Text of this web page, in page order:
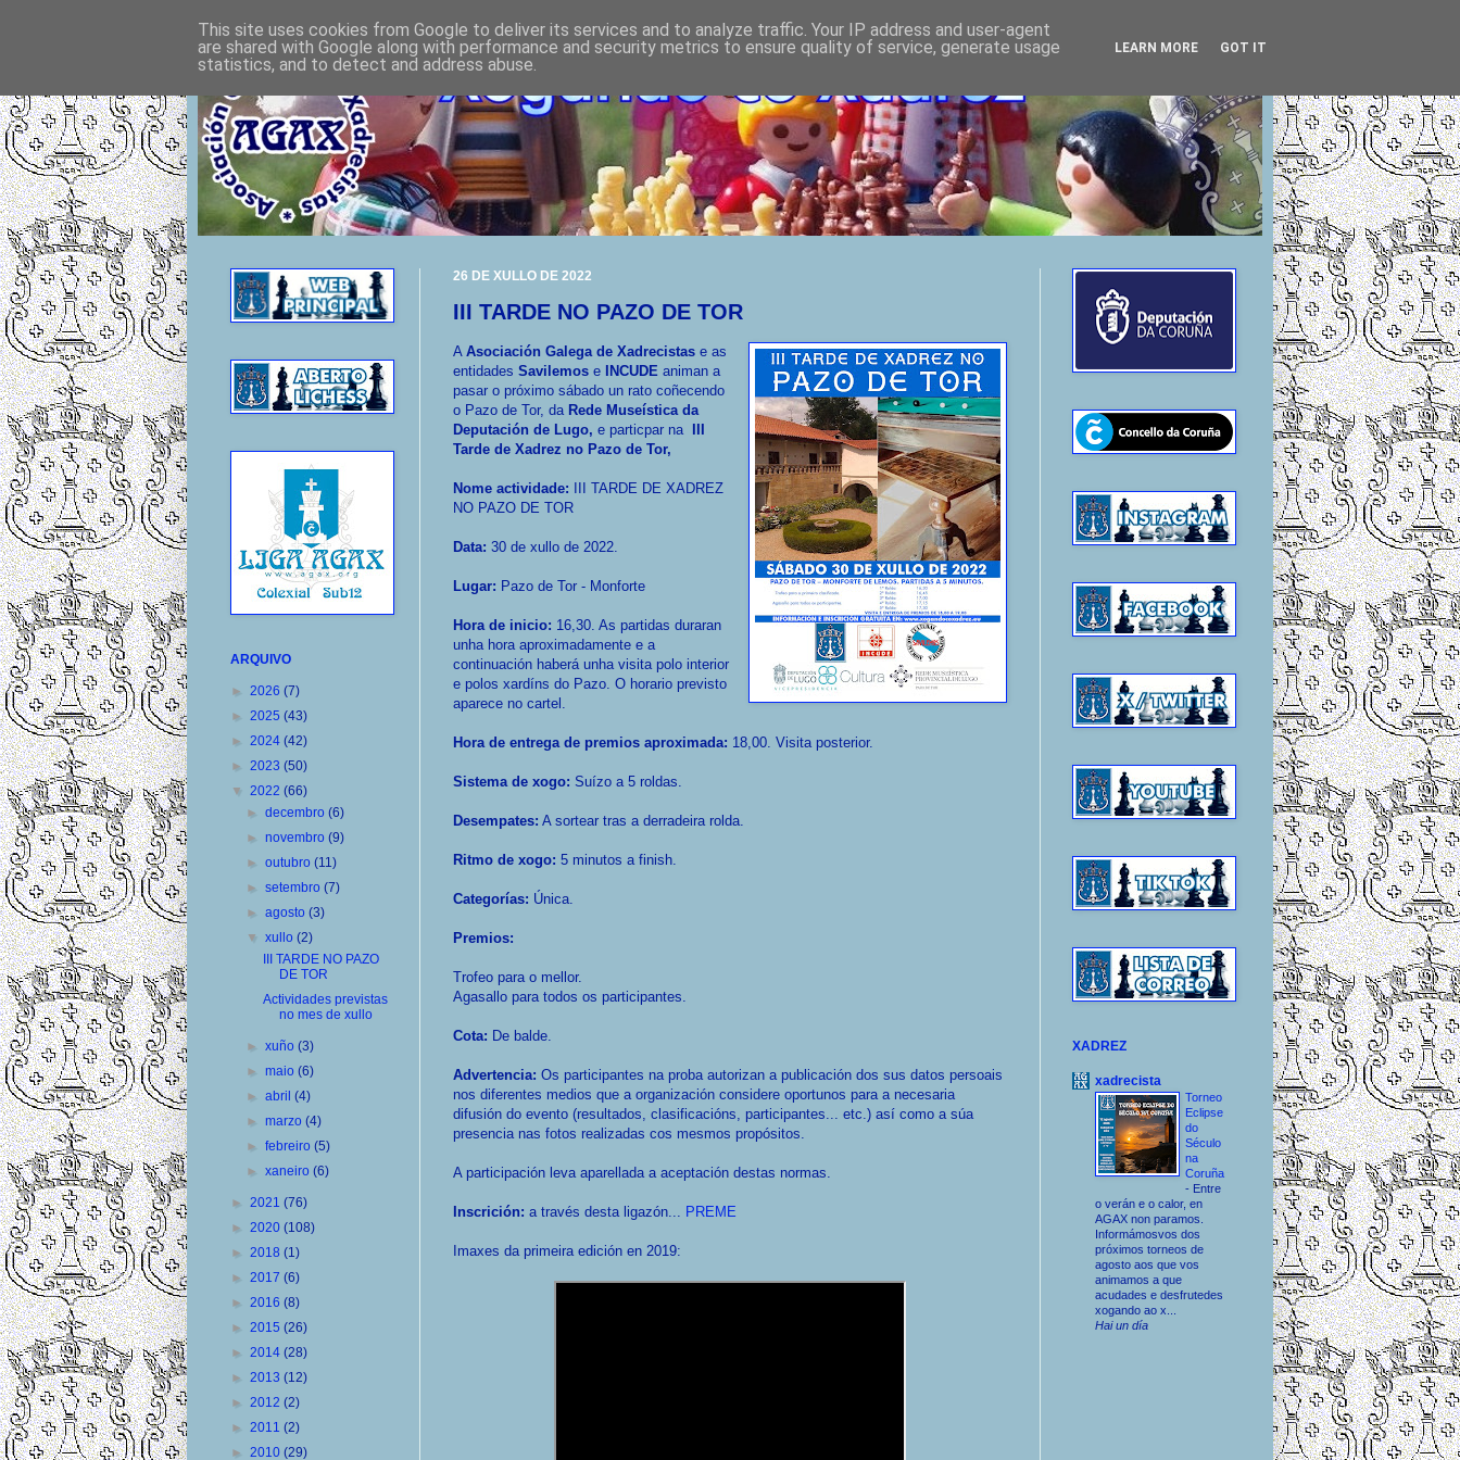
26 DE XULLO DE 2022
III TARDE NO PAZO DE TOR
A Asociación Galega de Xadrecistas e as
entidades Savilemos e INCUDE animan a
pasar o próximo sábado un rato coñecendo
o Pazo de Tor, daRede Museística da
Deputación de Lugo, e particpar naIII
Tarde de Xadrez no Pazo de Tor,
Nome actividade: III TARDE DE XADREZ
NO PAZO DE TOR
Data: 30 de xullo de 2022.
Lugar: Pazo de Tor - Monforte
Hora de inicio: 16,30. As partidas duraran
unha hora aproximadamente e a
continuación haberá unha visita polo interior
e polos xardíns do Pazo. O horario previsto
aparece no cartel.
Hora de entrega de premios aproximada: 18,00. Visita posterior.
Sistema de xogo: Suízo a 5 roldas.
Desempates: A sortear tras a derradeira rolda.
Ritmo de xogo: 5 minutos a finish.
Categorías: Única.
Premios:
Trofeo para o mellor.
Agasallo para todos os participantes.
Cota: De balde.
Advertencia: Os participantes na proba autorizan a publicación dos sus datos persoais
nos diferentes medios que a organización considere oportunos para a necesaria
difusión do evento (resultados, clasificacións, participantes... etc.) así como a súa
presencia nas fotos realizadas cos mesmos propósitos.
A participación leva aparellada a aceptación destas normas.
Inscrición: a través desta ligazón... PREME
Imaxes da primeira edición en 2019:
ARQUIVO
► 2026 (7)
► 2025 (43)
► 2024 (42)
► 2023 (50)
▼ 2022 (66)
►decembro(6)
►novembro(9)
►outubro(11)
►setembro(7)
►agosto(3)
▼xullo(2)
III TARDE NO PAZO
DE TOR
Actividades previstas
no mes de xullo
►xuño(3)
►maio(6)
►abril(4)
►marzo(4)
►febreiro(5)
►xaneiro(6)
► 2021 (76)
► 2020 (108)
► 2018 (1)
► 2017 (6)
► 2016 (8)
► 2015 (26)
► 2014 (28)
► 2013 (12)
► 2012 (2)
► 2011 (2)
► 2010 (29)
XADREZ
xadrecista
Torneo
Eclipse
do
Século
na
Coruña
- Entre
o verán e o calor, en
AGAX non paramos.
Informámosvos dos
próximos torneos de
agosto aos que vos
animamos a que
acudades e desfrutedes
xogando ao x...
Hai un día
This site uses cookies from Google to deliver its services and to analyze traffic. Your IP address and user-agent
are shared with Google along with performance and security metrics to ensure quality of service, generate usage
statistics, and to detect and address abuse.
LEARN MORE GOT IT